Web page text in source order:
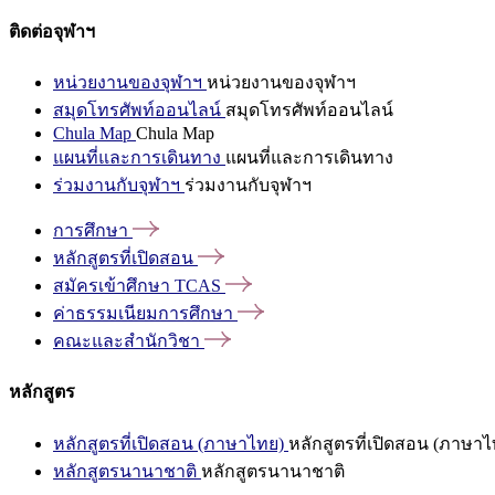
ติดต่อจุฬาฯ
หน่วยงานของจุฬาฯ หน่วยงานของจุฬาฯ
สมุดโทรศัพท์ออนไลน์ สมุดโทรศัพท์ออนไลน์
Chula Map Chula Map
แผนที่และการเดินทาง แผนที่และการเดินทาง
ร่วมงานกับจุฬาฯ ร่วมงานกับจุฬาฯ
การศึกษา
หลักสูตรที่เปิดสอน
สมัครเข้าศึกษา TCAS
ค่าธรรมเนียมการศึกษา
คณะและสำนักวิชา
หลักสูตร
หลักสูตรที่เปิดสอน (ภาษาไทย) หลักสูตรที่เปิดสอน (ภาษาไ
หลักสูตรนานาชาติ หลักสูตรนานาชาติ